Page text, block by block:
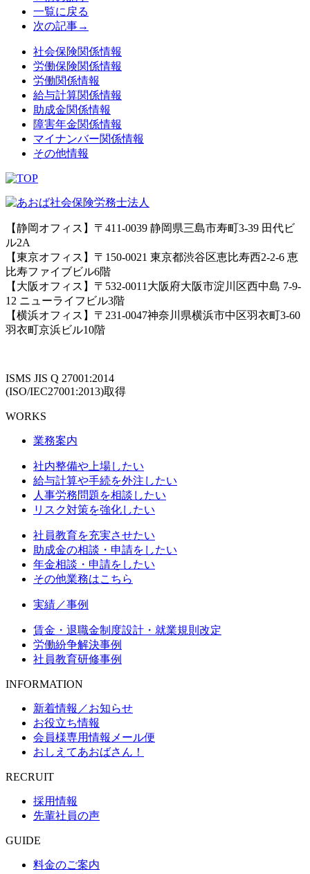
一覧に戻る
次の記事→
社会保険関係情報
労働保険関係情報
労働関係情報
給与計算関係情報
助成金関係情報
障害年金関係情報
マイナンバー関係情報
その他情報
【静岡オフィス】〒411-0039 静岡県三島市寿町3-39 田代ビ
ル2A
【東京オフィス】〒150-0021 東京都渋谷区恵比寿西2-2-6 恵
比寿ファイブビル6階
【大阪オフィス】〒532-0011大阪府大阪市淀川区西中島 7-9-
12 ニューライフビル3階
【横浜オフィス】〒231-0047神奈川県横浜市中区羽衣町3-60
羽衣町京浜ビル10階
ISMS JIS Q 27001:2014
(ISO/IEC27001:2013)取得
WORKS
業務案内
社内整備や上場したい
給与計算や手続を外注したい
人事労務問題を相談したい
リスク対策を強化したい
社員教育を充実させたい
助成金の相談・申請をしたい
年金相談・申請をしたい
その他業務はこちら
実績／事例
賃金・退職金制度設計・就業規則改定
労働紛争解決事例
社員教育研修事例
INFORMATION
新着情報／お知らせ
お役立ち情報
会員様専用情報メール便
おしえてあおばさん！
RECRUIT
採用情報
先輩社員の声
GUIDE
料金のご案内